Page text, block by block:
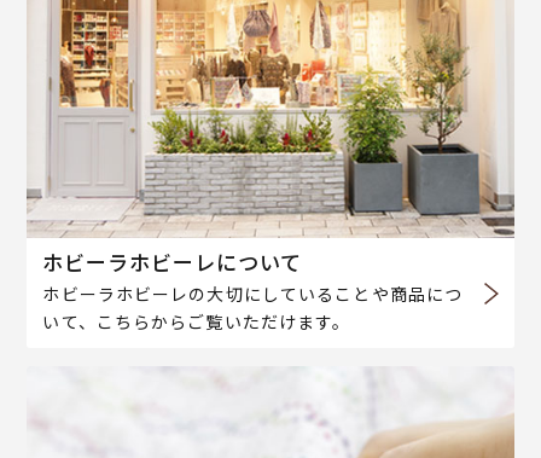
ホビーラホビーレについて
ホビーラホビーレの大切にしていることや商品につ
いて、こちらからご覧いただけます。